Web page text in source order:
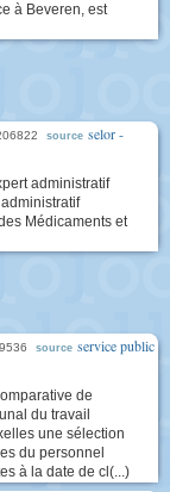
à Beveren, est
source selor -
administratif
Médicaments et
source service public
de
du travail
une sélection
du personnel
à la date de cl(...)